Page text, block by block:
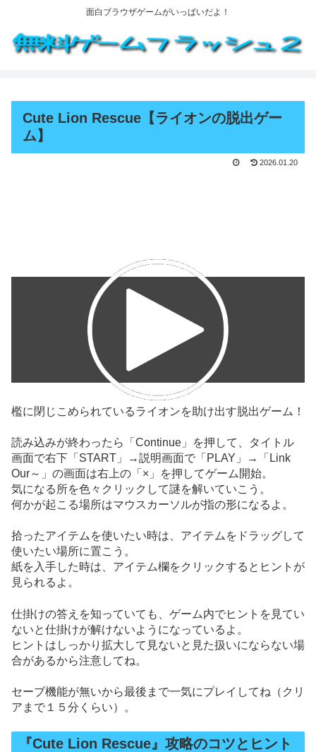
面白ブラウザゲームがいっぱいだよ！
Cute Lion Rescue【ライオンの脱出ゲー
ム】
2026.01.20
檻に閉じこめられているライオンを助け出す脱出ゲーム！
読み込みが終わったら「Continue」を押して、タイトル
画面で右下「START」→説明画面で「PLAY」→「Link
Our～」の画面は右上の「×」を押してゲーム開始。
気になる所を色々クリックして謎を解いていこう。
何かが起こる場所はマウスカーソルが指の形になるよ。
拾ったアイテムを使いたい時は、アイテムをドラッグして
使いたい場所に置こう。
紙を入手した時は、アイテム欄をクリックするとヒントが
見られるよ。
仕掛けの答えを知っていても、ゲーム内でヒントを見てい
ないと仕掛けが解けないようになっているよ。
ヒントはしっかり拡大して見ないと見た扱いにならない場
合があるから注意してね。
セーブ機能が無いから最後まで一気にプレイしてね（クリ
アまで１５分くらい）。
『Cute Lion Rescue』攻略のコツとヒント